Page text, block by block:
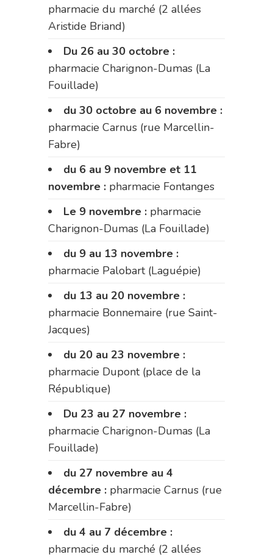
pharmacie du marché (2 allées
Aristide Briand)
Du 26 au 30 octobre :
pharmacie Charignon-Dumas (La
Fouillade)
du 30 octobre au 6 novembre :
pharmacie Carnus (rue Marcellin-
Fabre)
du 6 au 9 novembre et 11
novembre : pharmacie Fontanges
Le 9 novembre : pharmacie
Charignon-Dumas (La Fouillade)
du 9 au 13 novembre :
pharmacie Palobart (Laguépie)
du 13 au 20 novembre :
pharmacie Bonnemaire (rue Saint-
Jacques)
du 20 au 23 novembre :
pharmacie Dupont (place de la
République)
Du 23 au 27 novembre :
pharmacie Charignon-Dumas (La
Fouillade)
du 27 novembre au 4
décembre : pharmacie Carnus (rue
Marcellin-Fabre)
du 4 au 7 décembre :
pharmacie du marché (2 allées